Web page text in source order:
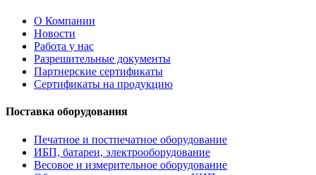
О Компании
Новости
Работа у нас
Разрешительные документы
Партнерские сертификаты
Сертификаты на продукцию
Поставка оборудования
Печатное и постпечатное оборудование
ИБП, батареи, электрооборудование
Весовое и измерительное оборудование